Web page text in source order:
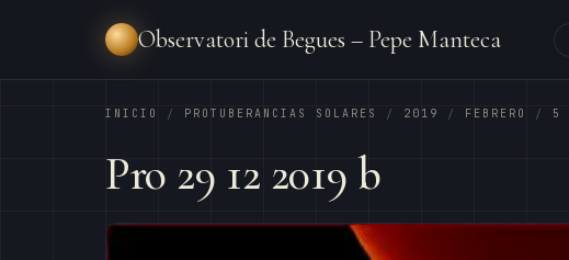
Observatori de Begues – Pepe Manteca
INICIO / PROTUBERANCIAS SOLARES / 2019 / FEBRERO / 5
Pro 29 12 2019 b